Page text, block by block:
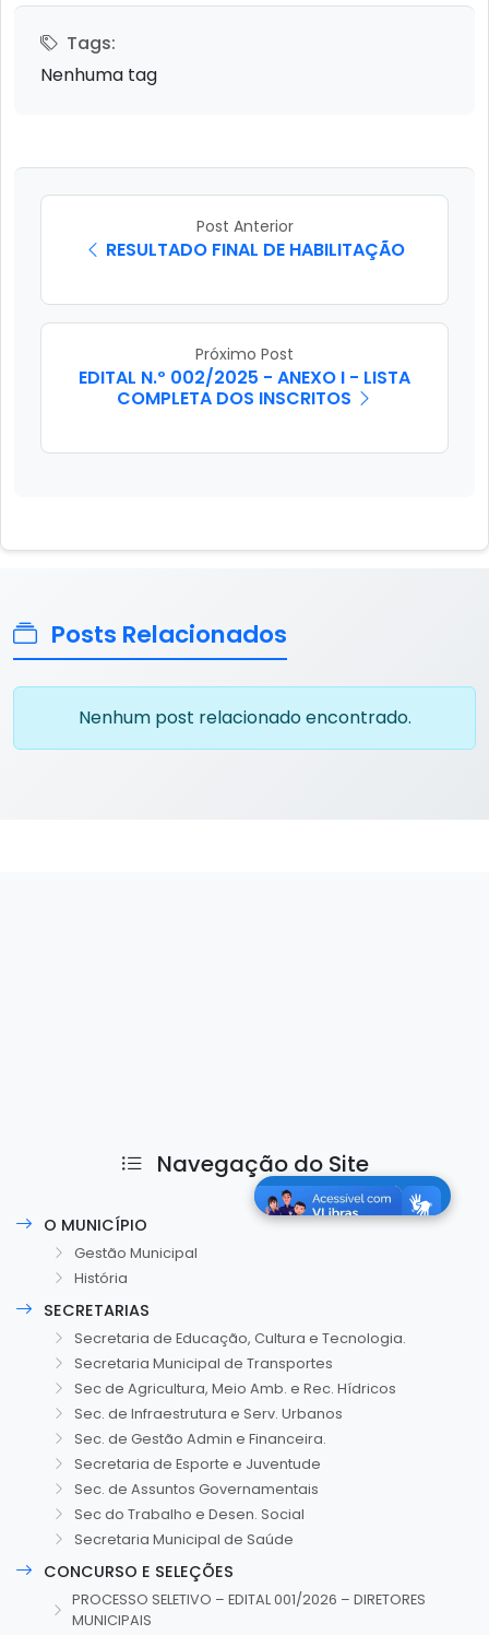
Tags:
Nenhuma tag
Post Anterior
RESULTADO FINAL DE HABILITAÇÃO
Próximo Post
EDITAL N.º 002/2025 - ANEXO I - LISTA
COMPLETA DOS INSCRITOS
Posts Relacionados
Nenhum post relacionado encontrado.
Navegação do Site
O MUNICÍPIO
Gestão Municipal
História
SECRETARIAS
Secretaria de Educação, Cultura e Tecnologia.
Secretaria Municipal de Transportes
Sec de Agricultura, Meio Amb. e Rec. Hídricos
Sec. de Infraestrutura e Serv. Urbanos
Sec. de Gestão Admin e Financeira.
Secretaria de Esporte e Juventude
Sec. de Assuntos Governamentais
Sec do Trabalho e Desen. Social
Secretaria Municipal de Saúde
CONCURSO E SELEÇÕES
PROCESSO SELETIVO – EDITAL 001/2026 – DIRETORES
MUNICIPAIS